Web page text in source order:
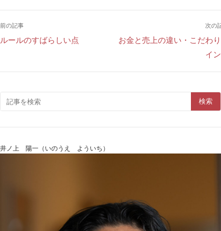
前の記事
ルールのすばらしい点
次の
お金と売上の違い・こだわ
イ
検索
井ノ上 陽一（いのうえ よういち）